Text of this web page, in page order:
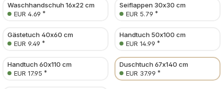
Waschhandschuh 16x22 cm
EUR 4.69 *
Seiflappen 30x30 cm
EUR 5.79 *
Gästetuch 40x60 cm
EUR 9.49 *
Handtuch 50x100 cm
EUR 14.99 *
Handtuch 60x110 cm
EUR 17.95 *
Duschtuch 67x140 cm
EUR 37.99 *